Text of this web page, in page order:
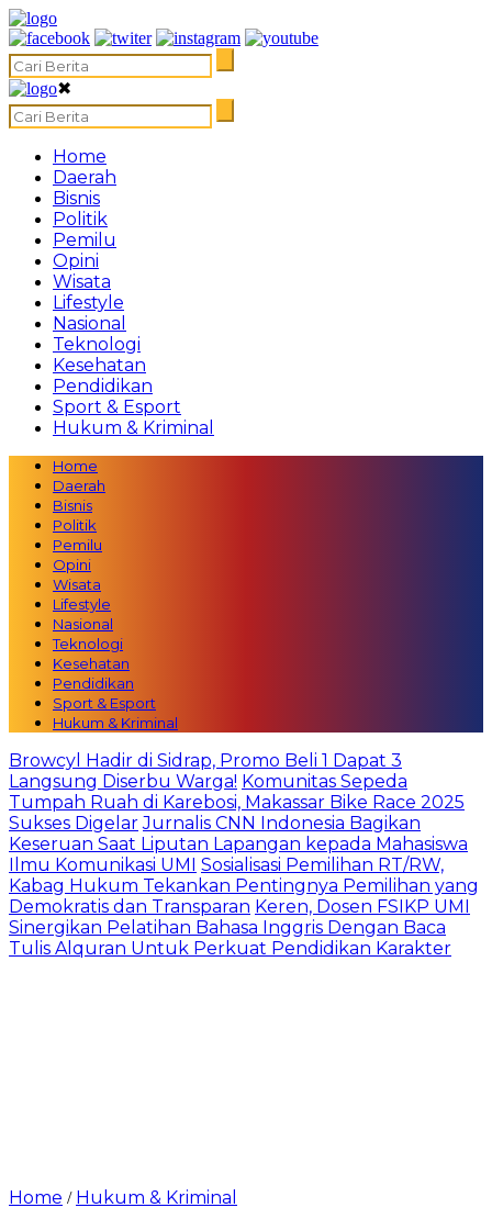
✖
Home
Daerah
Bisnis
Politik
Pemilu
Opini
Wisata
Lifestyle
Nasional
Teknologi
Kesehatan
Pendidikan
Sport & Esport
Hukum & Kriminal
Home
Daerah
Bisnis
Politik
Pemilu
Opini
Wisata
Lifestyle
Nasional
Teknologi
Kesehatan
Pendidikan
Sport & Esport
Hukum & Kriminal
Browcyl Hadir di Sidrap, Promo Beli 1 Dapat 3
Langsung Diserbu Warga! Komunitas Sepeda
Tumpah Ruah di Karebosi, Makassar Bike Race 2025
Sukses Digelar Jurnalis CNN Indonesia Bagikan
Keseruan Saat Liputan Lapangan kepada Mahasiswa
Ilmu Komunikasi UMI Sosialisasi Pemilihan RT/RW,
Kabag Hukum Tekankan Pentingnya Pemilihan yang
Demokratis dan Transparan Keren, Dosen FSIKP UMI
Sinergikan Pelatihan Bahasa Inggris Dengan Baca
Tulis Alquran Untuk Perkuat Pendidikan Karakter
Home / Hukum & Kriminal